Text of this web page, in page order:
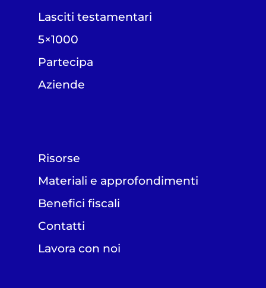
Lasciti testamentari
5×1000
Partecipa
Aziende
Risorse
Materiali e approfondimenti
Benefici fiscali
Contatti
Lavora con noi